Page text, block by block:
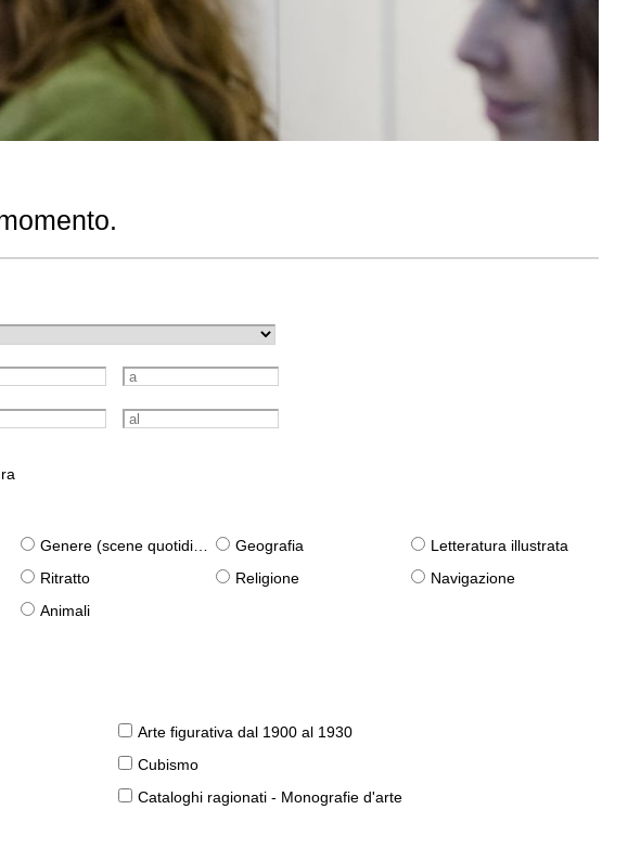
Genere (scene quotidiane) Geografia
Letteratura illustrata
Ritratto Religione
Navigazione
Animali
Arte figurativa dal 1900 al 1930
Cubismo
Cataloghi ragionati - Monografie d'arte